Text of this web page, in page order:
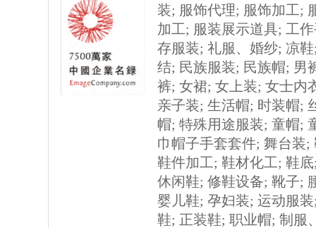
装; 服饰代理; 服饰加工;
加工; 服装展示道具; 工
存服装; 礼服、婚纱; 凉
结; 民族服装; 民族帽; 男
裤; 女裙; 女上装; 女士内
亲子装; 生活帽; 时装帽;
帽; 特殊用途服装; 童帽;
巾帽子手套套件; 舞台装
鞋件加工; 鞋材化工; 鞋
休闲鞋; 修鞋设备; 靴子;
婴儿鞋; 孕妇装; 运动服
鞋; 正装鞋; 职业帽; 制服